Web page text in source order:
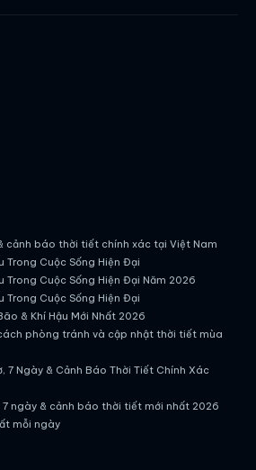
cảnh báo thời tiết chính xác tại Việt Nam
Trong Cuộc Sống Hiện Đại
Trong Cuộc Sống Hiện Đại Năm 2026
Trong Cuộc Sống Hiện Đại
& Khí Hậu Mới Nhất 2026
phòng tránh và cập nhật thời tiết mùa
7 Ngày & Cảnh Báo Thời Tiết Chính Xác
ngày & cảnh báo thời tiết mới nhất 2026
mỗi ngày
thời tiết hiện đại